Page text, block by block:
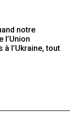
notre
l’Union
l’Ukraine, tout